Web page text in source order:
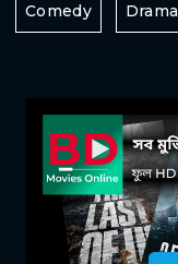
Comedy Drama